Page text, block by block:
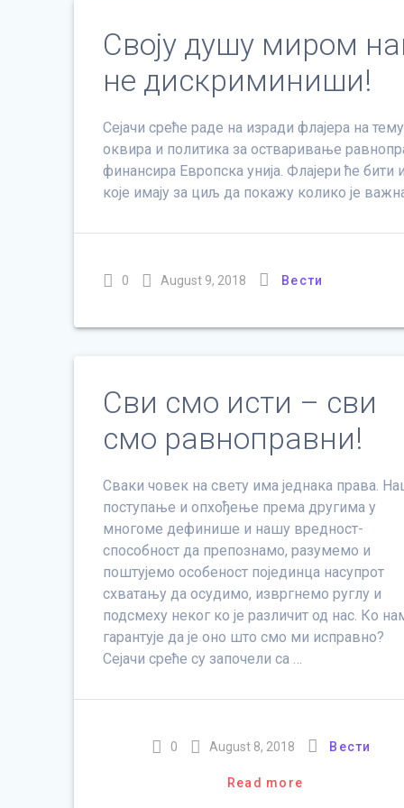
Своју душу миром
не дискриминиши!
Сејачи среће раде на изради флајера на
оквира и политика за остваривање
финансира Европска унија. Флајери ће
које имају за циљ да покажу колико је
0 August 9, 2018 Вести
Сви смо исти – сви
смо равноправни!
Сваки човек на свету има једнака права.
поступање и опхођење према другима у
многоме дефинише и нашу вредност-
способност да препознамо, разумемо и
поштујемо особеност појединца насупрот
схватању да осудимо, извргнемо руглу и
подсмеху неког ко је различит од нас. Ко
гарантује да је оно што смо ми исправно?
Сејачи среће су започели са …
0 August 8, 2018 Вести
Read more